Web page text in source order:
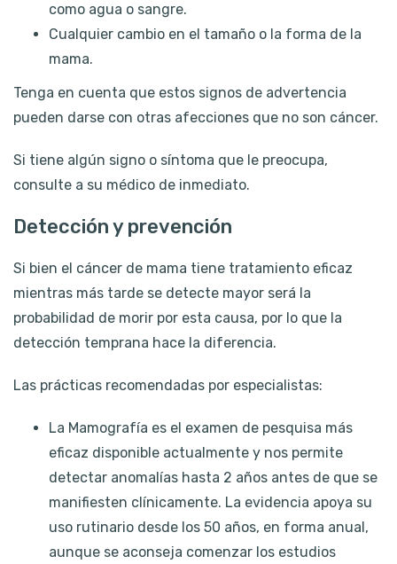
como agua o sangre.
Cualquier cambio en el tamaño o la forma de la
mama.
Tenga en cuenta que estos signos de advertencia
pueden darse con otras afecciones que no son cáncer.
Si tiene algún signo o síntoma que le preocupa,
consulte a su médico de inmediato.
Detección y prevención
Si bien el cáncer de mama tiene tratamiento eficaz
mientras más tarde se detecte mayor será la
probabilidad de morir por esta causa, por lo que la
detección temprana hace la diferencia.
Las prácticas recomendadas por especialistas:
La Mamografía es el examen de pesquisa más
eficaz disponible actualmente y nos permite
detectar anomalías hasta 2 años antes de que se
manifiesten clínicamente. La evidencia apoya su
uso rutinario desde los 50 años, en forma anual,
aunque se aconseja comenzar los estudios